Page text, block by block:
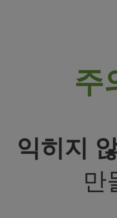
주
익히지
만